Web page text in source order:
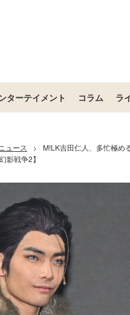
ターテイメント コラム ラ
ニュース >
M!LK吉田仁人、多忙極め
影戦争2】